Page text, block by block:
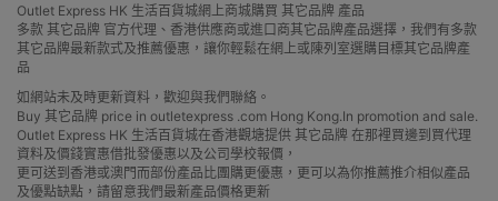
Outlet Express HK 生活百貨城網上商城購買 其它品牌 產品
多款 其它品牌 官方代理、香港供應商或進口商其它品牌產品選擇，我們有多款
其它品牌最新款式及推薦優惠，讓你輕鬆在網上或陳列室選購目標其它品牌產
品
如網站未及時更新資料，歡迎與我們聯絡。
Buy 其它品牌 price in outletexpress .com Hong Kong.In promotion and sale.
Outlet Express HK 生活百貨城在香港觀塘提供 其它品牌 在那裡買邊到買代理
資料及價錢實惠借批發優惠以及公司學校報價，
更可送到香港或澳門而部份產品比團購更優惠，更可以為你推薦推介相似產品
及優點缺點，請留意我們最新產品價格更新